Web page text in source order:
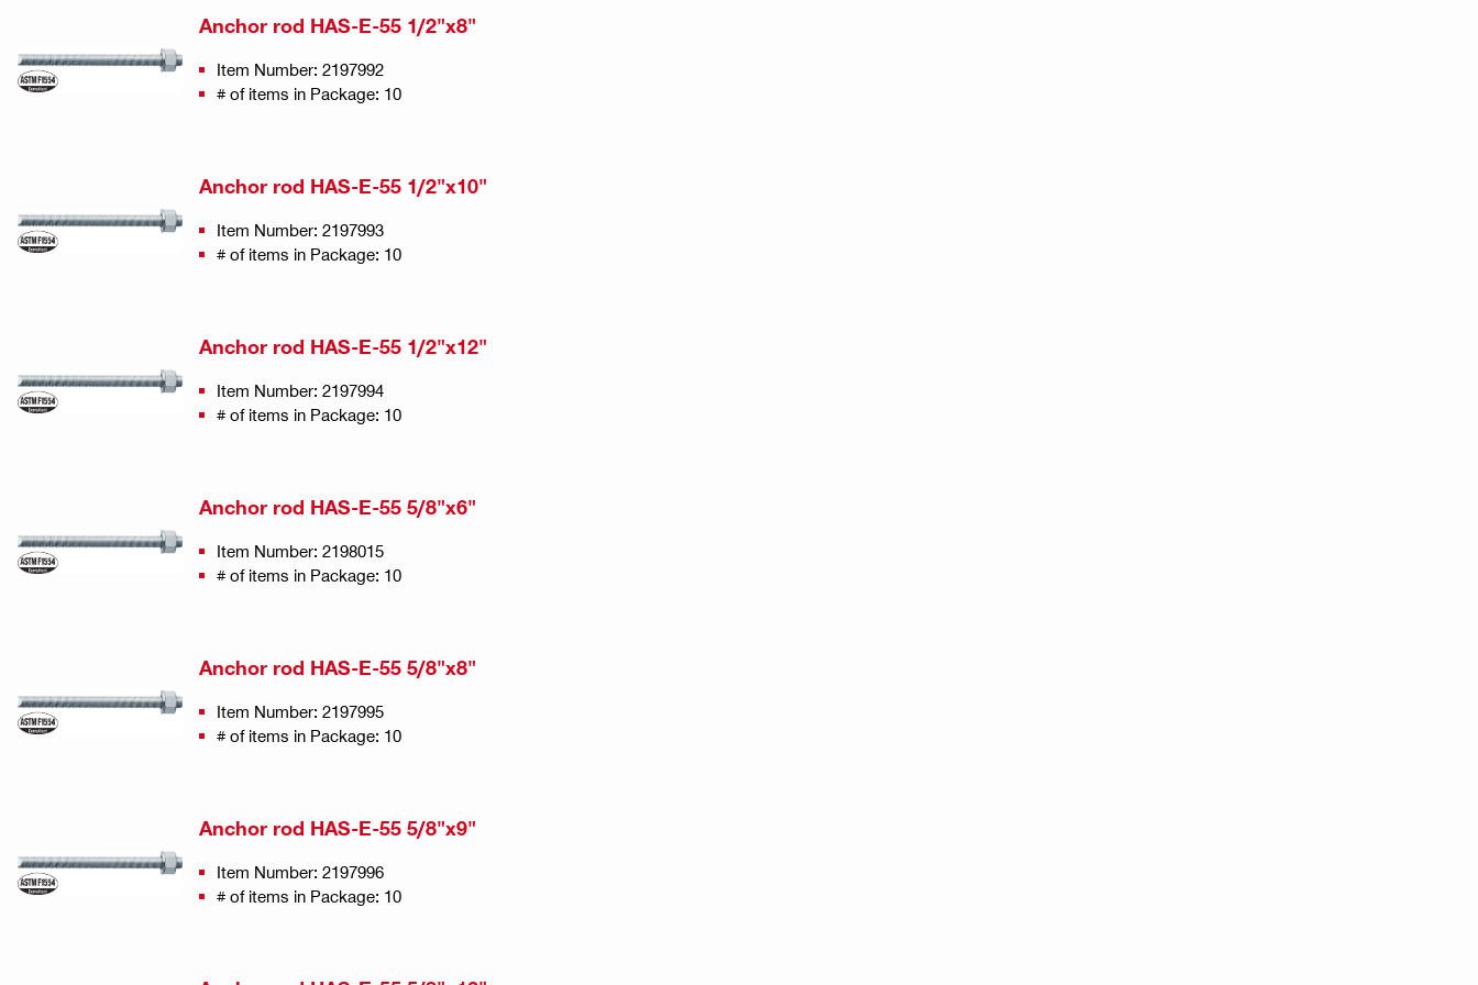
Anchor rod HAS-E-55 1/2"x8"
Item Number: 2197992
# of items in Package: 10
Anchor rod HAS-E-55 1/2"x10"
Item Number: 2197993
# of items in Package: 10
Anchor rod HAS-E-55 1/2"x12"
Item Number: 2197994
# of items in Package: 10
Anchor rod HAS-E-55 5/8"x6"
Item Number: 2198015
# of items in Package: 10
Anchor rod HAS-E-55 5/8"x8"
Item Number: 2197995
# of items in Package: 10
Anchor rod HAS-E-55 5/8"x9"
Item Number: 2197996
# of items in Package: 10